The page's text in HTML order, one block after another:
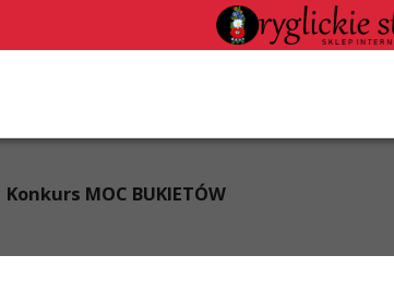
Konkurs MOC BUKIETÓW